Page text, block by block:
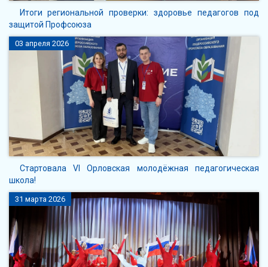
Итоги региональной проверки: здоровье педагогов под
защитой Профсоюза
03 апреля 2026
Стартовала VI Орловская молодёжная педагогическая
школа!
31 марта 2026